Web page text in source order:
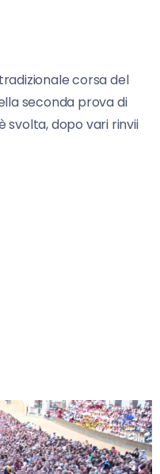
corsa del
seconda prova di
svolta, dopo vari rinvii